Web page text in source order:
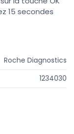
15 secondes
Roche Diagnostics
1234030